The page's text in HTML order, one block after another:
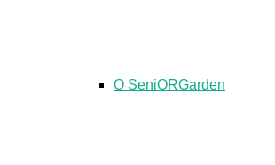
O SeniORGarden